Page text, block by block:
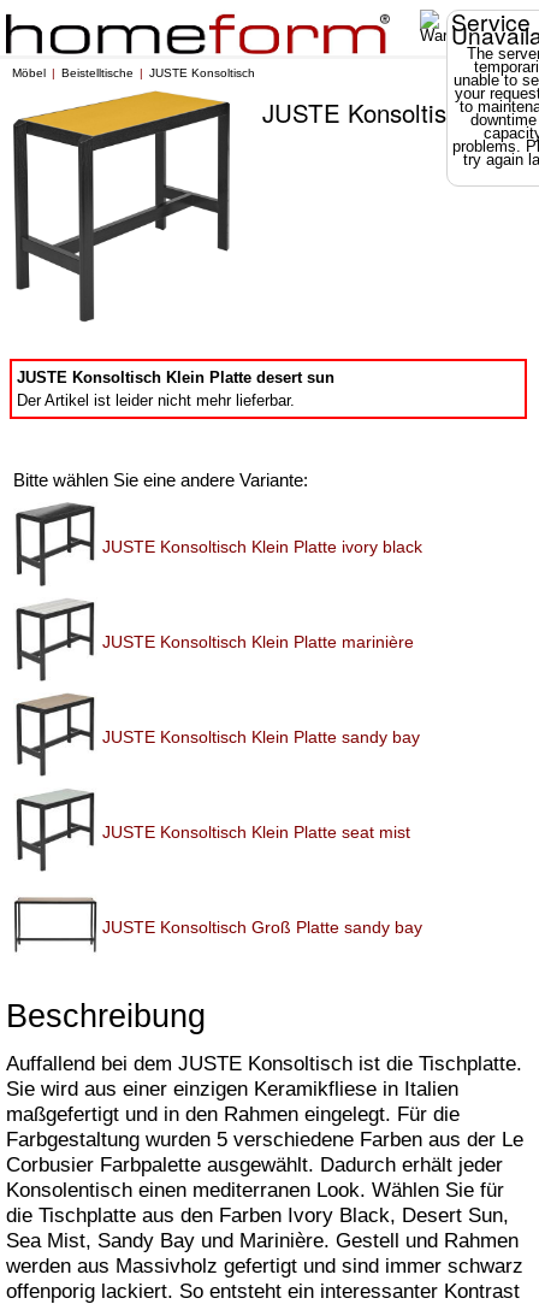
Service
The
unable to
your
to
problems.
try again
Möbel Beistelltische JUSTE Konsoltisch
JUSTE Konsoltisch
JUSTE Konsoltisch Klein Platte desert sun
Der Artikel ist leider nicht mehr lieferbar.
Bitte wählen Sie eine andere Variante:
JUSTE Konsoltisch Klein Platte ivory black
JUSTE Konsoltisch Klein Platte marinière
JUSTE Konsoltisch Klein Platte sandy bay
JUSTE Konsoltisch Klein Platte seat mist
JUSTE Konsoltisch Groß Platte sandy bay
Beschreibung
Auffallend bei dem JUSTE Konsoltisch ist die Tischplatte.
Sie wird aus einer einzigen Keramikfliese in Italien
maßgefertigt und in den Rahmen eingelegt. Für die
Farbgestaltung wurden 5 verschiedene Farben aus der Le
Corbusier Farbpalette ausgewählt. Dadurch erhält jeder
Konsolentisch einen mediterranen Look. Wählen Sie für
die Tischplatte aus den Farben Ivory Black, Desert Sun,
Sea Mist, Sandy Bay und Marinière. Gestell und Rahmen
werden aus Massivholz gefertigt und sind immer schwarz
offenporig lackiert. So entsteht ein interessanter Kontrast